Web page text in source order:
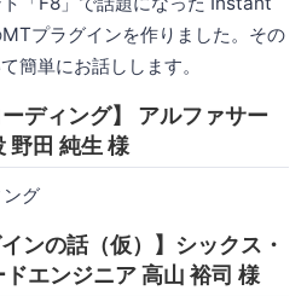
プラグインを作りました。その
簡単にお話しします。
ディング】 アルファサー
野田 純生 様
グ
ンの話（仮）】シックス・
エンジニア 高山 裕司 様